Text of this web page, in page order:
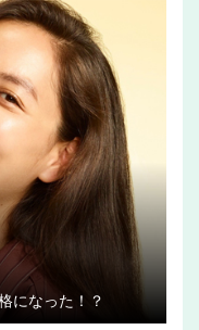
になった！？